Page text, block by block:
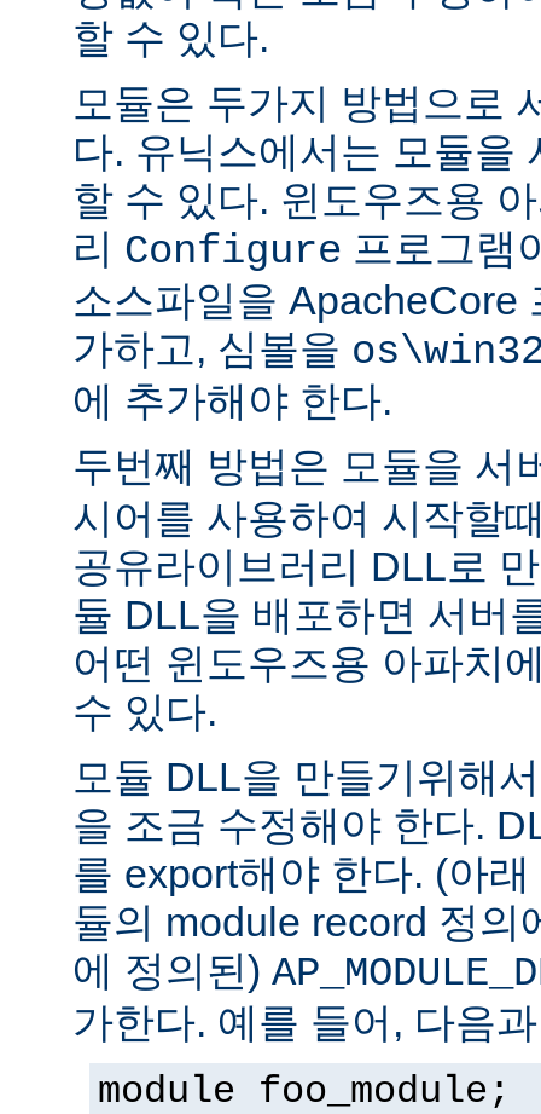
할 수 있다.
모듈은 두가지 방법으로
다. 유닉스에서는 모듈을
할 수 있다. 윈도우즈용
리 Configure 프로그램
소스파일을 ApacheCore
가하고, 심볼을
에 추가해야 한다.
두번째 방법은 모듈을 서
시어를 사용하여 시작할
공유라이브러리 DLL로
듈 DLL을 배포하면 서버
어떤 윈도우즈용 아파치
수 있다.
모듈 DLL을 만들기위해
을 조금 수정해야 한다.
를 export해야 한다. (아
듈의 module record 정의
에 정의된)
가한다. 예를 들어, 다음
module foo_module;